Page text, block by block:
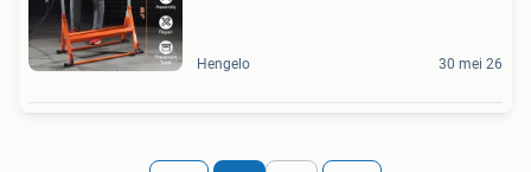
Hengelo 30 mei 26